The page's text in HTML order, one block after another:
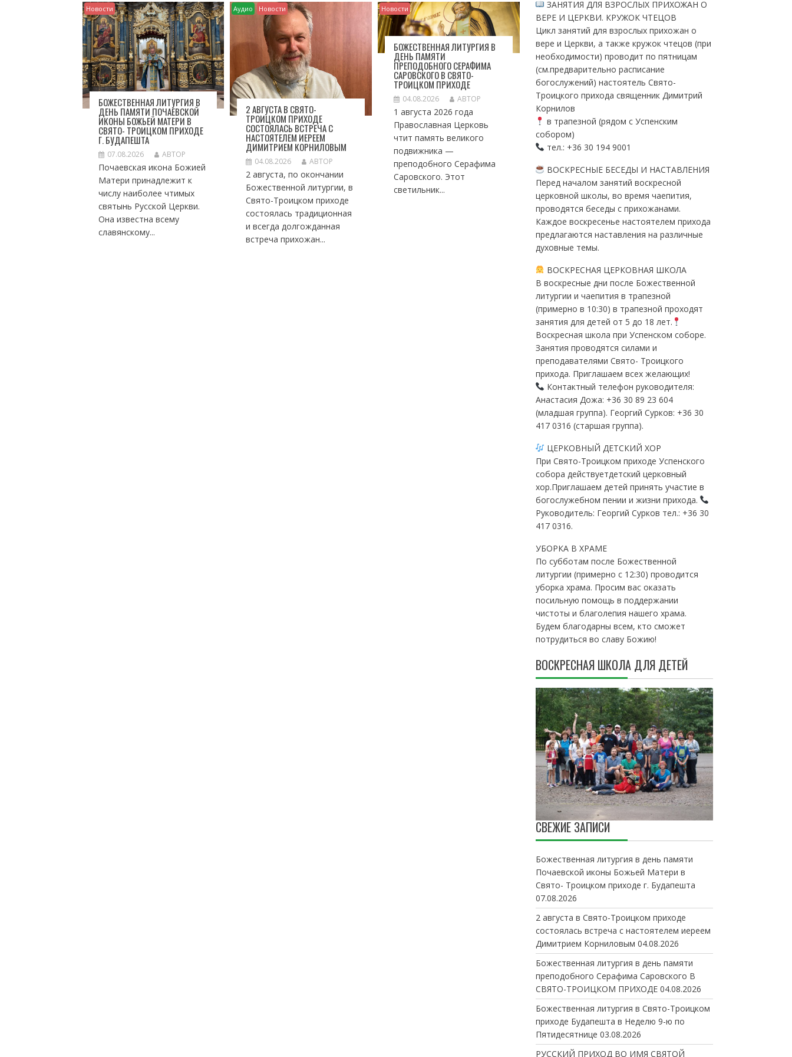
Я
П
О
З
А
П
И
С
Я
Новости
БОЖЕСТВЕННАЯ ЛИТУРГИЯ В
ДЕНЬ ПАМЯТИ ПОЧАЕВСКОЙ
ИКОНЫ БОЖЬЕЙ МАТЕРИ В
СВЯТО- ТРОИЦКОМ ПРИХОДЕ
Г. БУДАПЕШТА
07.08.2026 АВТОР
Почаевская икона Божией
Матери принадлежит к
числу наиболее чтимых
святынь Русской Церкви.
Она известна всему
славянскому...
Аудио Новости
2 АВГУСТА В СВЯТО-
ТРОИЦКОМ ПРИХОДЕ
СОСТОЯЛАСЬ ВСТРЕЧА С
НАСТОЯТЕЛЕМ ИЕРЕЕМ
ДИМИТРИЕМ КОРНИЛОВЫМ
04.08.2026 АВТОР
2 августа, по окончании
Божественной литургии, в
Свято-Троицком приходе
состоялась традиционная
и всегда долгожданная
встреча прихожан...
Новости
БОЖЕСТВЕННАЯ ЛИТУРГИЯ В
ДЕНЬ ПАМЯТИ
ПРЕПОДОБНОГО СЕРАФИМА
САРОВСКОГО В СВЯТО-
ТРОИЦКОМ ПРИХОДЕ
04.08.2026 АВТОР
1 августа 2026 года
Православная Церковь
чтит память великого
подвижника —
преподобного Серафима
Саровского. Этот
светильник...
ЗАНЯТИЯ ДЛЯ ВЗРОСЛЫХ ПРИХОЖАН О
ВЕРЕ И ЦЕРКВИ. КРУЖОК ЧТЕЦОВ
Цикл занятий для взрослых прихожан о
вере и Церкви, а также кружок чтецов (при
необходимости) проводит по пятницам
(см.предварительно расписание
богослужений) настоятель Свято-
Троицкого прихода священник Димитрий
Корнилов
в трапезной (рядом с Успенским
собором)
тел.: +36 30 194 9001
ВОСКРЕСНЫЕ БЕСЕДЫ И НАСТАВЛЕНИЯ
Перед началом занятий воскресной
церковной школы, во время чаепития,
проводятся беседы с прихожанами.
Каждое воскресенье настоятелем прихода
предлагаются наставления на различные
духовные темы.
ВОСКРЕСНАЯ ЦЕРКОВНАЯ ШКОЛА
В воскресные дни после Божественной
литургии и чаепития в трапезной
(примерно в 10:30) в трапезной проходят
занятия для детей от 5 до 18 лет.
Воскресная школа при Успенском соборе.
Занятия проводятся силами и
преподавателями Свято- Троицкого
прихода. Приглашаем всех желающих!
Контактный телефон руководителя:
Анастасия Дожа: +36 30 89 23 604
(младшая группа). Георгий Сурков: +36 30
417 0316 (старшая группа).
ЦЕРКОВНЫЙ ДЕТСКИЙ ХОР
При Свято-Троицком приходе Успенского
собора действуетдетский церковный
хор.Приглашаем детей принять участие в
богослужебном пении и жизни прихода.
Руководитель: Георгий Сурков тел.: +36 30
417 0316.
УБОРКА В ХРАМЕ
По субботам после Божественной
литургии (примерно с 12:30) проводится
уборка храма. Просим вас оказать
посильную помощь в поддержании
чистоты и благолепия нашего храма.
Будем благодарны всем, кто сможет
потрудиться во славу Божию!
ВОСКРЕСНАЯ ШКОЛА ДЛЯ ДЕТЕЙ
СВЕЖИЕ ЗАПИСИ
Божественная литургия в день памяти
Почаевской иконы Божьей Матери в
Свято- Троицком приходе г. Будапешта
07.08.2026
2 августа в Свято-Троицком приходе
состоялась встреча с настоятелем иереем
Димитрием Корниловым 04.08.2026
Божественная литургия в день памяти
преподобного Серафима Саровского В
СВЯТО-ТРОИЦКОМ ПРИХОДЕ 04.08.2026
Божественная литургия в Свято-Троицком
приходе Будапешта в Неделю 9-ю по
Пятидесятнице 03.08.2026
РУССКИЙ ПРИХОД ВО ИМЯ СВЯТОЙ